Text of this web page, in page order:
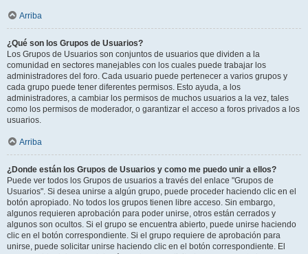
Arriba
¿Qué son los Grupos de Usuarios?
Los Grupos de Usuarios son conjuntos de usuarios que dividen a la
comunidad en sectores manejables con los cuales puede trabajar los
administradores del foro. Cada usuario puede pertenecer a varios grupos y
cada grupo puede tener diferentes permisos. Esto ayuda, a los
administradores, a cambiar los permisos de muchos usuarios a la vez, tales
como los permisos de moderador, o garantizar el acceso a foros privados a los
usuarios.
Arriba
¿Donde están los Grupos de Usuarios y como me puedo unir a ellos?
Puede ver todos los Grupos de usuarios a través del enlace "Grupos de
Usuarios". Si desea unirse a algún grupo, puede proceder haciendo clic en el
botón apropiado. No todos los grupos tienen libre acceso. Sin embargo,
algunos requieren aprobación para poder unirse, otros están cerrados y
algunos son ocultos. Si el grupo se encuentra abierto, puede unirse haciendo
clic en el botón correspondiente. Si el grupo requiere de aprobación para
unirse, puede solicitar unirse haciendo clic en el botón correspondiente. El